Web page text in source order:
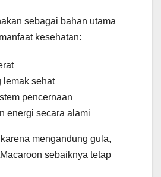
sebagai bahan utama
kesehatan:
lemak sehat
pencernaan
energi secara alami
mengandung gula,
sebaiknya tetap